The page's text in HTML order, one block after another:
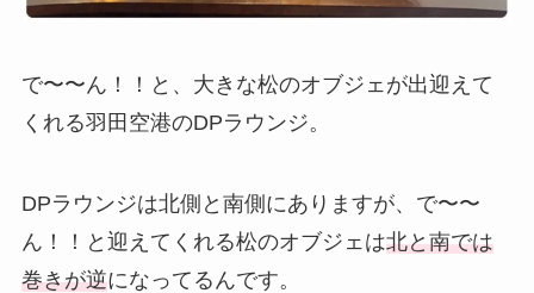
で〜〜ん！！と、大きな松のオブジェが出迎えて
くれる羽田空港のDPラウンジ。
DPラウンジは北側と南側にありますが、で〜〜
ん！！と迎えてくれる松のオブジェは北と南では
巻きが逆になってるんです。